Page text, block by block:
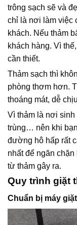
trông sạch sẽ và
chỉ là nơi làm việc
khách. Nếu thảm
khách hàng. Vì
cần thiết.
Thảm sạch thì
phòng thơm hơn.
thoáng mát, dễ
Vì thảm là nơi sinh
trùng… nên khi
đường hô hấp rất
nhất để ngăn
từ thảm gây ra.
Quy trình giặt
Chuẩn bị máy